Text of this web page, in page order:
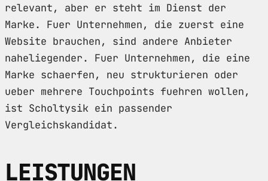
relevant, aber er steht im Dienst der
Marke. Fuer Unternehmen, die zuerst eine
Website brauchen, sind andere Anbieter
naheliegender. Fuer Unternehmen, die eine
Marke schaerfen, neu strukturieren oder
ueber mehrere Touchpoints fuehren wollen,
ist Scholtysik ein passender
Vergleichskandidat.
LEISTUNGEN